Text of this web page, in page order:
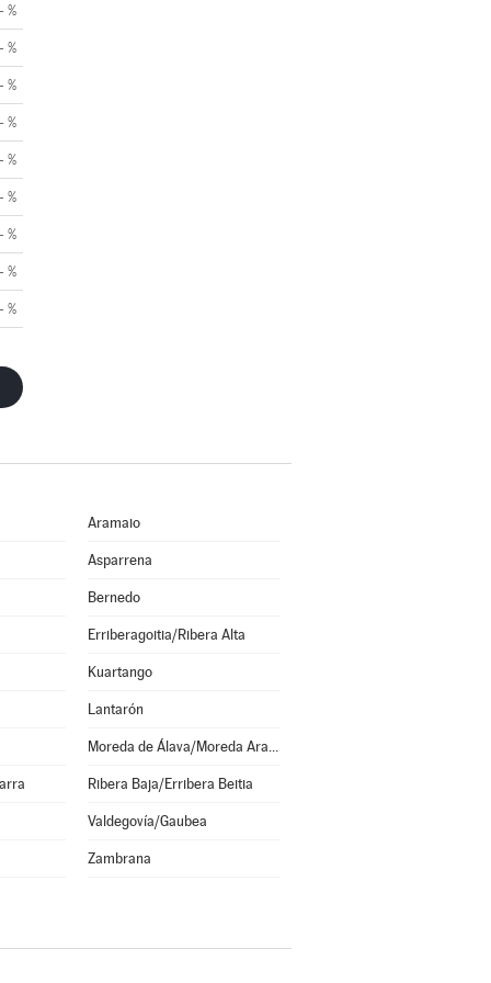
- %
- %
- %
- %
- %
- %
- %
- %
- %
Aramaio
Asparrena
Bernedo
Erriberagoitia/Ribera Alta
Kuartango
Lantarón
Moreda de Álava/Moreda Araba
Ribera Baja/Erribera Beitia
Valdegovía/Gaubea
Zambrana